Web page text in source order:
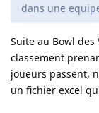
dans une
Suite au Bowl
classement
joueurs passent,
un fichier excel